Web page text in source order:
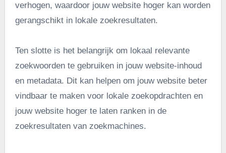
verhogen, waardoor jouw website hoger kan worden
gerangschikt in lokale zoekresultaten.
Ten slotte is het belangrijk om lokaal relevante
zoekwoorden te gebruiken in jouw website-inhoud
en metadata. Dit kan helpen om jouw website beter
vindbaar te maken voor lokale zoekopdrachten en
jouw website hoger te laten ranken in de
zoekresultaten van zoekmachines.